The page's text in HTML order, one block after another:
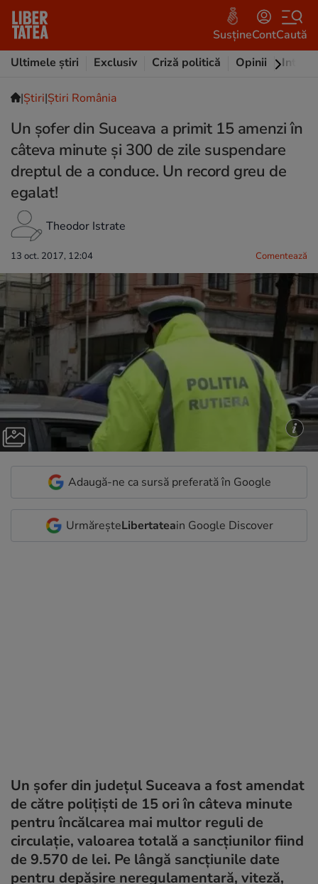
SusțineContCaută
Ultimele știri
Exclusiv Criză politică Opinii
|Ştiri|Știri România
Un șofer din Suceava a primit 15 amenzi în
câteva minute și 300 de zile suspendare
dreptul de a conduce. Un record greu de
egalat!
Theodor Istrate
13 oct. 2017, 12:04 Comentează
Adaugă-ne ca sursă preferată în Google
UrmăreșteLibertateain Google Discover
Un șofer din județul Suceava a fost amendat
de către polițiști de 15 ori în câteva minute
pentru încălcarea mai multor reguli de
circulație, valoarea totală a sancțiunilor fiind
de 9.570 de lei. Pe lângă sancțiunile date
pentru depășire neregulamentară, viteză,